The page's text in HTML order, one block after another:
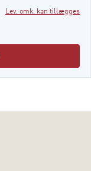
Lev. omk. kan tillægges